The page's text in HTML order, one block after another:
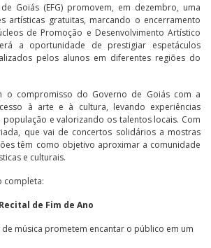
Goiás (EFG) promovem, em dezembro, uma
artísticas gratuitas, marcando o encerramento
de Promoção e Desenvolvimento Artístico
a oportunidade de prestigiar espetáculos
pelos alunos em diferentes regiões do
o compromisso do Governo de Goiás com a
à arte e à cultura, levando experiências
e valorizando os talentos locais. Com
que vai de concertos solidários a mostras
têm como objetivo aproximar a comunidade
e culturais.
completa:
de Fim de Ano
música prometem encantar o público em um